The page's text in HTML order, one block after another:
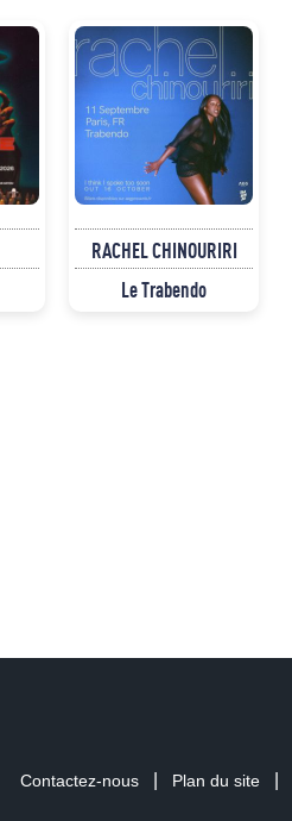
RACHEL CHINOURIRI
Le Trabendo
Contactez-nous Plan du site